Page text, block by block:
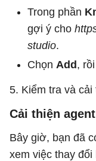
Trong phần
gợi ý cho
studio.
Chọn Add ,
5. Kiểm tra và cải
Cải thiện
Bây giờ, bạn đã
xem việc thay